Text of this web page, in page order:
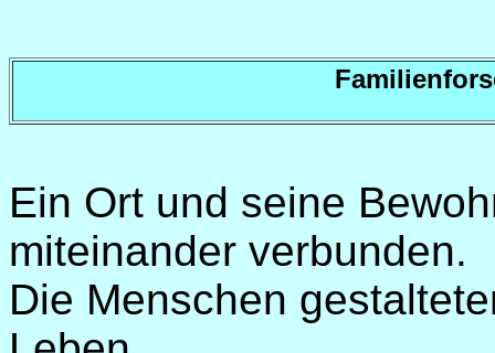
Ein Ort und seine
miteinander verbunden.
Die Menschen